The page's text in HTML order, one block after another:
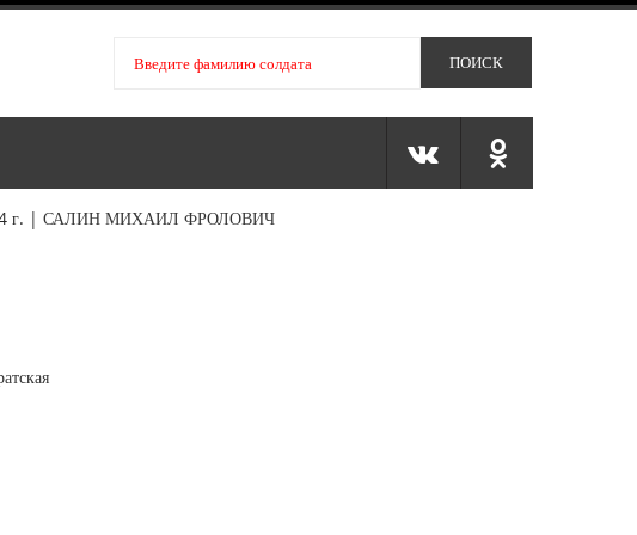
г. | САЛИН МИХАИЛ ФРОЛОВИЧ